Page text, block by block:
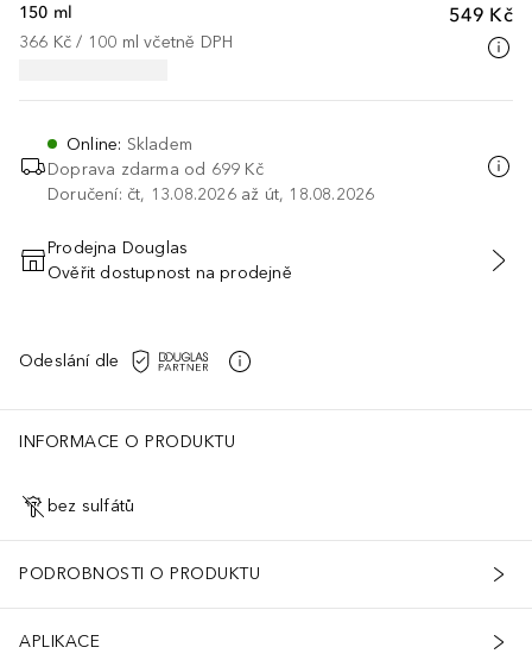
549 Kč
150 ml
366 Kč / 100 ml včetně DPH
Online: Skladem
Doprava zdarma od 699 Kč
Doručení: čt, 13.08.2026 až út, 18.08.2026
PŘIDAT DO KOŠÍKU
Prodejna Douglas
Ověřit dostupnost na prodejně
Odeslání dle
INFORMACE O PRODUKTU
bez sulfátů
PODROBNOSTI O PRODUKTU
APLIKACE